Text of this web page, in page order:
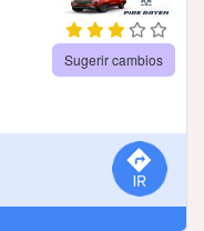
Sugerir cambios